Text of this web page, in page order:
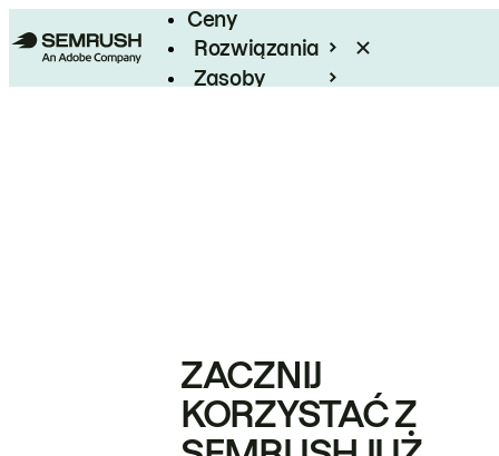
Ceny
Rozwiązania
Zasoby
ZACZNIJ
KORZYSTAĆ Z